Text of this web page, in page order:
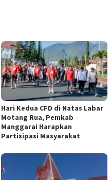
Hari Kedua CFD di Natas Labar
Motang Rua, Pemkab
Manggarai Harapkan
Partisipasi Masyarakat